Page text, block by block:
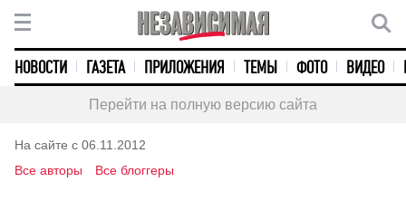
НОВОСТИ ГАЗЕТА ПРИЛОЖЕНИЯ ТЕМЫ ФОТО ВИДЕО
Перейти на полную версию сайта
На сайте с 06.11.2012
Все авторы
Все блоггеры